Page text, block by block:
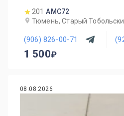
201 AMC72
Тюмень, Старый
(906) 826-00-71
1 500
08.08.2026